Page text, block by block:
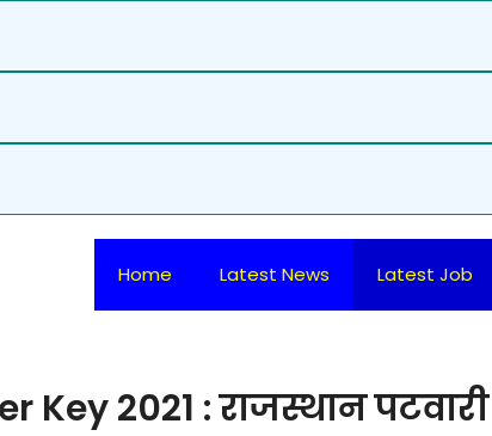
Home Latest News Latest Job
2021 : राजस्थान पटवारी